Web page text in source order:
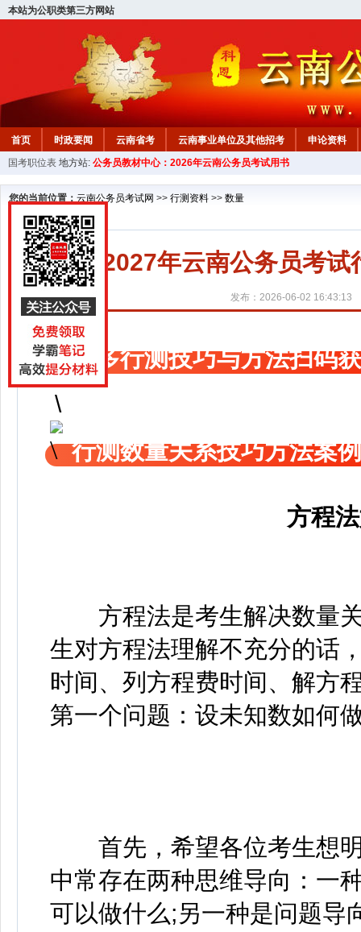
本站为公职类第三方网站
首页 时政要闻 云南省考 云南事业单位及其他招考
申论资料
国考职位表 地方站: 公务员教材中心：2026年云南公务员考试用书
您的当前位置： 云南公务员考试网 >> 行测资料 >> 数量
2027年云南公务员考
发布：2026-06-02 16:43:13
更多行测技巧与方法扫码
行测数量关系技巧方法案例
方程
方程法是考生解决数量关
生对方程法理解不充分的话
时间、列方程费时间、解方
第一个问题：设未知数如何
首先，希望各位考生想明
中常存在两种思维导向：一
可以做什么;另一种是问题导